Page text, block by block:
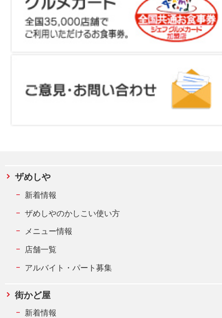
ザめしや
新着情報
ザめしやのかしこい使い方
メニュー情報
店舗一覧
アルバイト・パート募集
街かど屋
新着情報